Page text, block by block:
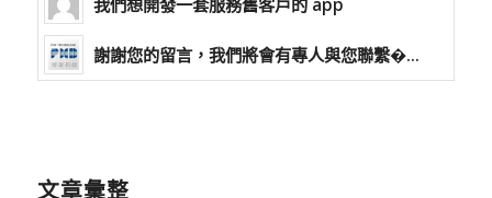
謝謝您的留言，我們將會有專人與您聯繫�...
文章彙整